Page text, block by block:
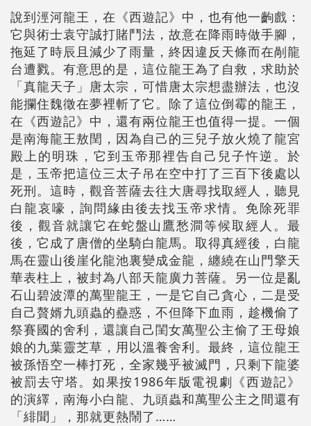
說到涇河龍王，在《西遊記》中，也有他一齣戲：
它與術士袁守誠打賭鬥法，故意在降雨時做手腳，
拖延了時辰且減少了雨量，終因違反天條而在剮龍
台遭戮。有意思的是，這位龍王為了自救，求助於
「真龍天子」唐太宗，可惜唐太宗想盡辦法，也沒
能攔住魏徵在夢裡斬了它。除了這位倒霉的龍王，
在《西遊記》中，還有兩位龍王也值得一提。一個
是南海龍王敖閏，因為自己的三兒子放火燒了龍宮
殿上的明珠，它到玉帝那裡告自己兒子忤逆。於
是，玉帝把這位三太子吊在空中打了三百下後處以
死刑。這時，觀音菩薩去往大唐尋找取經人，聽見
白龍哀嚎，詢問緣由後去找玉帝求情。免除死罪
後，觀音就讓它在蛇盤山鷹愁澗等候取經人。最
後，它成了唐僧的坐騎白龍馬。取得真經後，白龍
馬在靈山後崖化龍池裏變成金龍，纏繞在山門擎天
華表柱上，被封為八部天龍廣力菩薩。另一位是亂
石山碧波潭的萬聖龍王，一是它自己貪心，二是受
自己贅婿九頭蟲的蠱惑，不但降下血雨，趁機偷了
祭賽國的舍利，還讓自己閨女萬聖公主偷了王母娘
娘的九葉靈芝草，用以溫養舍利。最終，這位龍王
被孫悟空一棒打死，全家幾乎被滅門，只剩下龍婆
被罰去守塔。如果按1986年版電視劇《西遊記》
的演繹，南海小白龍、九頭蟲和萬聖公主之間還有
「緋聞」，那就更熱鬧了……